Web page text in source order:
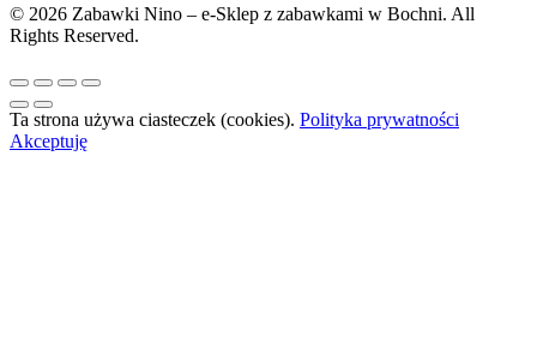
© 2026 Zabawki Nino – e-Sklep z zabawkami w Bochni. All
Rights Reserved.
Ta strona używa ciasteczek (cookies). Polityka prywatności
Akceptuję